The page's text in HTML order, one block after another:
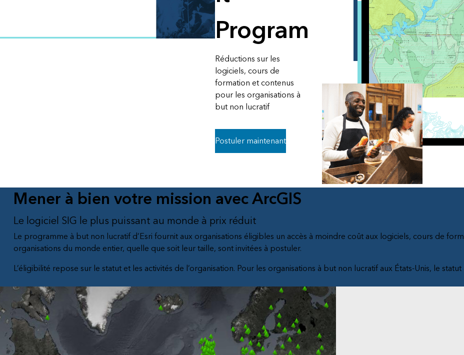
Tous les secteurs d’activité Tous les récits
Program
Réductions sur les
logiciels, cours de
formation et contenus
pour les organisations à
but non lucratif
Postuler maintenant
Mener à bien votre mission avec ArcGIS
Le logiciel SIG le plus puissant au monde à prix réduit
Le programme à but non lucratif d’Esri fournit aux organisations éligibles un accès à moindre coût aux logiciels, cours de
organisations du monde entier, quelle que soit leur taille, sont invitées à postuler.
L’éligibilité repose sur le statut et les activités de l’organisation. Pour les organisations à but non lucratif aux États-Unis, le